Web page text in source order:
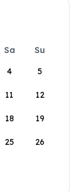
Sa
Su
4 5
11 12
18 19
25 26